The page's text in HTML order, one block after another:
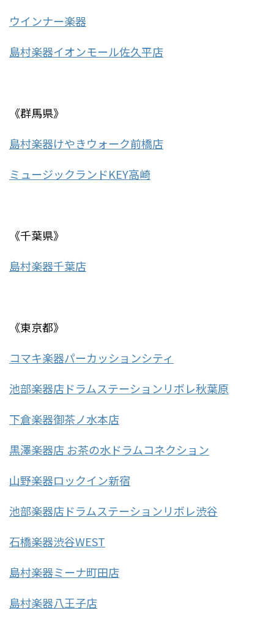
ウインナー楽器
島村楽器イオンモール佐久平店
《群馬県》
島村楽器けやきウォーク前橋店
ミュージックランドKEY高崎
《千葉県》
島村楽器千葉店
《東京都》
コマキ楽器パーカッションシティ
池部楽器店ドラムステーションリボレ秋葉原
下倉楽器御茶ノ水本店
黒澤楽器店 お茶の水ドラムコネクション
山野楽器ロックイン新宿
池部楽器店ドラムステーションリボレ渋谷
石橋楽器渋谷WEST
島村楽器ミーナ町田店
島村楽器八王子店